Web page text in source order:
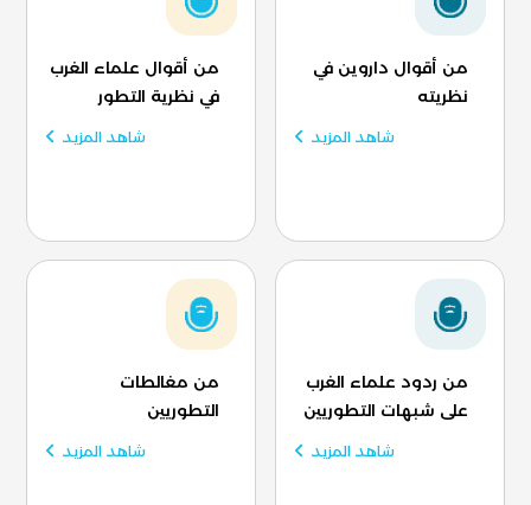
من أقوال داروين في
نظريته
شاهد المزيد
من أقوال علماء الغرب
في نظرية التطور
شاهد المزيد
من ردود علماء الغرب
على شبهات التطوريين
شاهد المزيد
من مغالطات
التطوريين
شاهد المزيد